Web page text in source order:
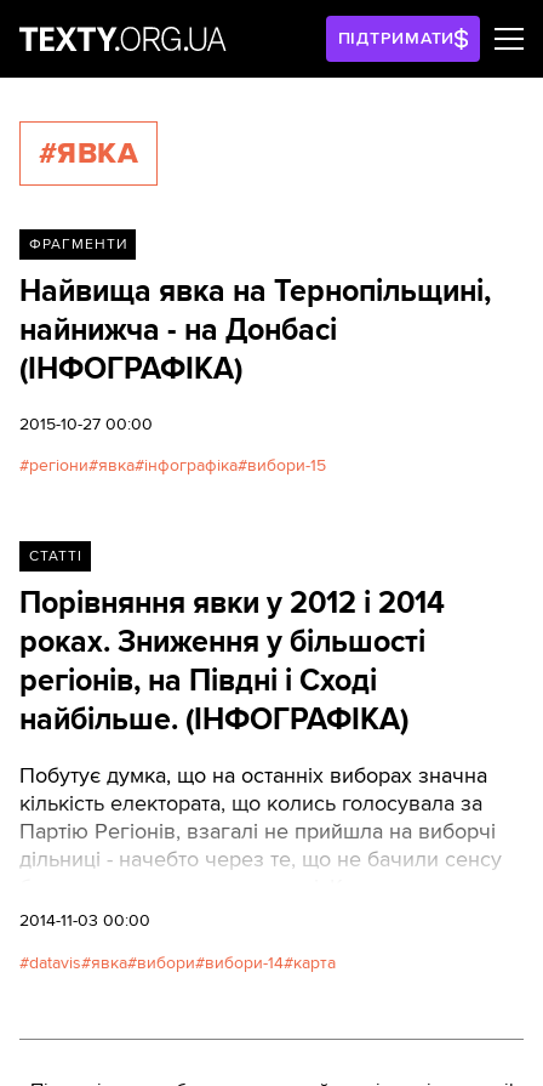
ПІДТРИМАТИ
#ЯВКА
ФРАГМЕНТИ
Найвища явка на Тернопільщині,
найнижча - на Донбасі
(ІНФОГРАФІКА)
2015-10-27 00:00
регіони явка інфографіка вибори-15
СТАТТІ
Порівняння явки у 2012 і 2014
роках. Зниження у більшості
регіонів, на Півдні і Сході
найбільше. (ІНФОГРАФІКА)
Побутує думка, що на останніх виборах значна
кількість електората, що колись голосувала за
Партію Регіонів, взагалі не прийшла на виборчі
дільниці - начебто через те, що не бачили сенсу
зразок тої, що розробив Олександр Кирєєв,
розділена (знову!) на дві частини ( згадана карта
2014-11-03 00:00
datavis явка вибори вибори-14 карта